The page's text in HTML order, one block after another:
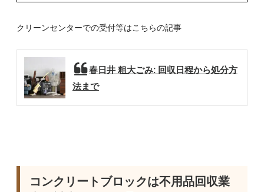
クリーンセンターでの受付等はこちらの記事
春日井 粗大ごみ: 回収日程から処分方
法まで
コンクリートブロックは不用品回収業